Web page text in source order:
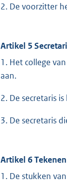
2. De voorzitter
Artikel 5
1. Het college
aan.
2. De secretaris
3. De secretaris
Artikel 6
1. De stukken